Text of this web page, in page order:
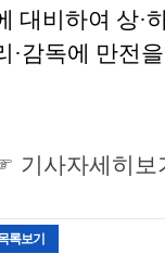
대비하여 상·
·감독에 만전
기사자세히보